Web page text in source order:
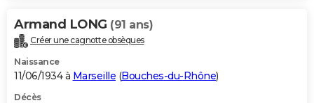
Armand LONG (91 ans)
Créer une cagnotte obsèques
Naissance
11/06/1934 à Marseille (Bouches-du-Rhône)
Décès